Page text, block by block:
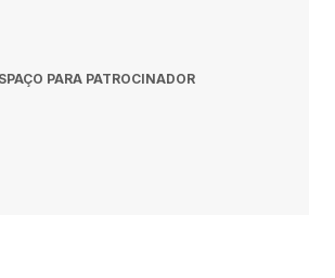
PARA PATROCINADOR